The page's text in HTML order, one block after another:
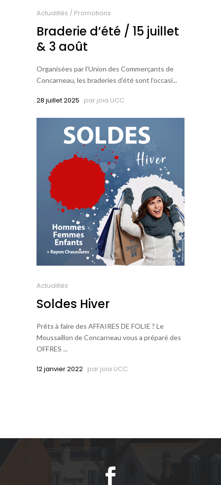
Actualités / Promotions
Braderie d’été / 15 juillet
& 3 août
Organisées par l’Union des Commerçants de
Concarneau, les braderies d’été sont l’occasi...
28 juillet 2025 par joia UCC
Actualités
Soldes Hiver
Prêts à faire des AFFAIRES DE FOLIE ? Le
Moussaillon de Concarneau vous a préparé des
OFFRES ...
12 janvier 2022 par joia UCC